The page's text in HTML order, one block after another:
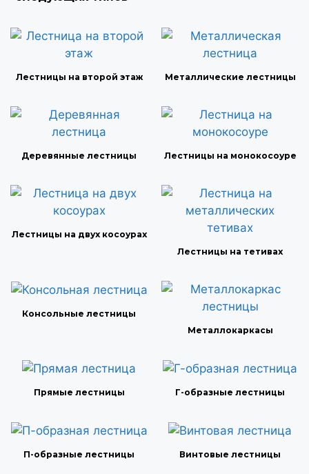
Лестницы на второй этаж Металлические лестницы
Деревянные лестницы Лестницы на монокосоуре
Лестницы на двух косоурах
Лестницы на тетивах
Консольные лестницы
Металлокаркасы
Прямые лестницы Г-образные лестницы
П-образные лестницы Винтовые лестницы